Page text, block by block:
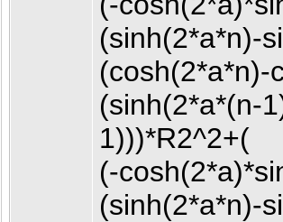
(sinh(2*a*n)-
(cosh(2*a*n)-
(sinh(2*a*(n-
1)))*R2^2+(
(-
(sinh(2*a*n)-